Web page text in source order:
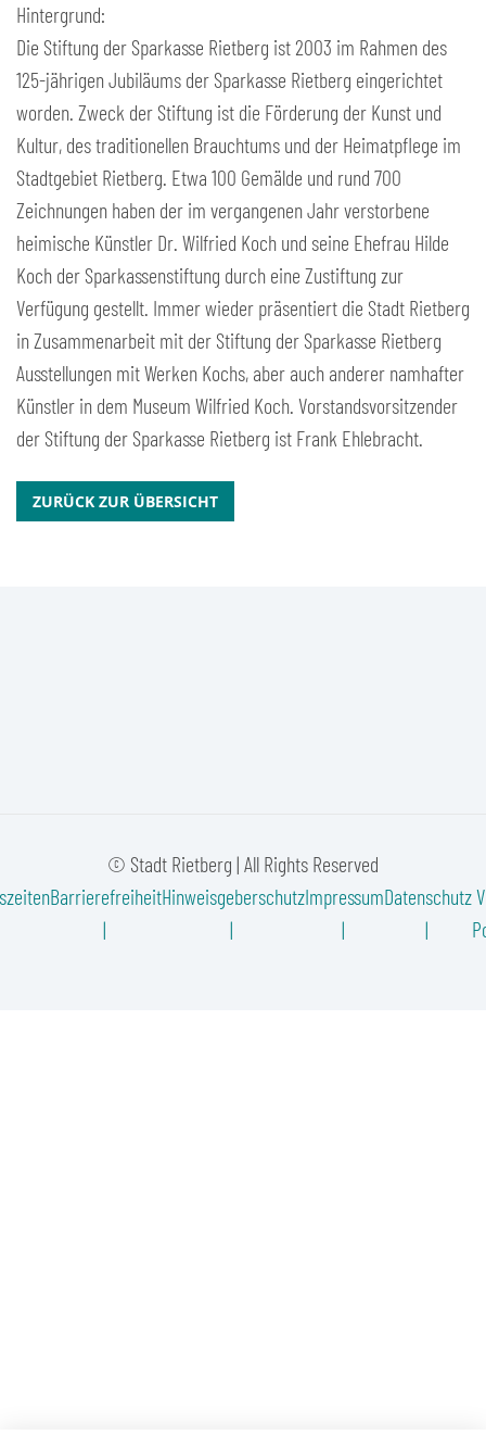
Hintergrund:
Die Stiftung der Sparkasse Rietberg ist 2003 im Rahmen des
125-jährigen Jubiläums der Sparkasse Rietberg eingerichtet
worden. Zweck der Stiftung ist die Förderung der Kunst und
Kultur, des traditionellen Brauchtums und der Heimatpflege im
Stadtgebiet Rietberg. Etwa 100 Gemälde und rund 700
Zeichnungen haben der im vergangenen Jahr verstorbene
heimische Künstler Dr. Wilfried Koch und seine Ehefrau Hilde
Koch der Sparkassenstiftung durch eine Zustiftung zur
Verfügung gestellt. Immer wieder präsentiert die Stadt Rietberg
in Zusammenarbeit mit der Stiftung der Sparkasse Rietberg
Ausstellungen mit Werken Kochs, aber auch anderer namhafter
Künstler in dem Museum Wilfried Koch. Vorstandsvorsitzender
der Stiftung der Sparkasse Rietberg ist Frank Ehlebracht.
ZURÜCK ZUR ÜBERSICHT
© Stadt Rietberg | All Rights Reserved
BarrierefreiheitHinweisgeberschutzImpressumDatenschutz